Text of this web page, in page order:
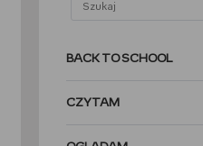
BACK TO SCHOOL
CZYTAM